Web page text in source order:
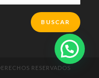
BUSCAR
RESERVADOS